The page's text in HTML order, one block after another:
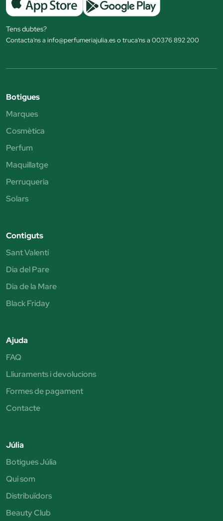
Tens dubtes?
Contacta'ns a info@perfumeriajulia.es o truca'ns a 00376 892 200
Botigues
Marques
Cosmètica
Perfum
Maquillatge
Perruqueria
Solars
Contiguts
Sant Valentí
Dia del Pare
Dia de la Mare
Black Friday
Ajuda
FAQ
Lliuraments i devolucions
Formes de pagament
Contacte
Júlia
Botigues Júlia
Qui som
Distribuïdors
Beauty Club